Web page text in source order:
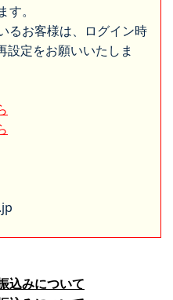
。
るお客様は、ログイン時
設定をお願いいたしま
込みについて